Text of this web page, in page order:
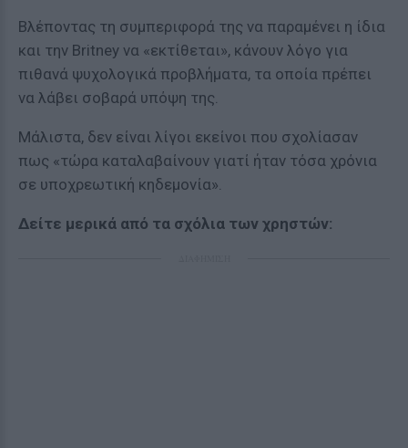
Βλέποντας τη συμπεριφορά της να παραμένει η ίδια
και την Britney να «εκτίθεται», κάνουν λόγο για
πιθανά ψυχολογικά προβλήματα, τα οποία πρέπει
να λάβει σοβαρά υπόψη της.
Μάλιστα, δεν είναι λίγοι εκείνοι που σχολίασαν
πως «τώρα καταλαβαίνουν γιατί ήταν τόσα χρόνια
σε υποχρεωτική κηδεμονία».
Δείτε μερικά από τα σχόλια των χρηστών: